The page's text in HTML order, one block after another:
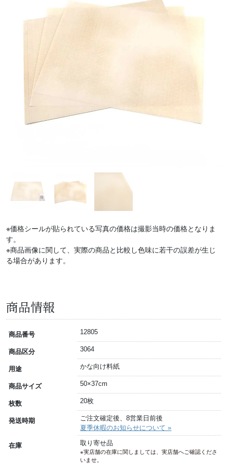
※価格シールが貼られている写真の価格は撮影当時の価格となりま
す。
※商品画像に関して、実際の商品と比較し色味に若干の誤差が生じ
る場合があります。
商品情報
商品番号 12805
商品区分 3064
用途 かな向け料紙
商品サイズ 50×37cm
枚数 20枚
発送時期
ご注文確定後、8営業日前後
夏季休暇のお知らせについて »
在庫 取り寄せ品
※実店舗の在庫に関しましては、実店舗へご確認くださ
いませ。